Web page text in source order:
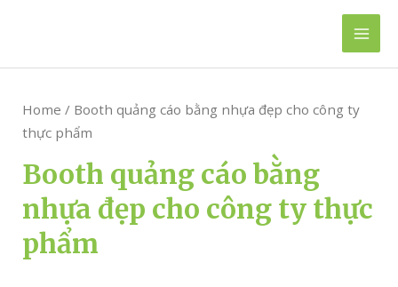
Main
Home / Booth quảng cáo bằng nhựa đẹp cho công ty
thực phẩm
Booth quảng cáo bằng
nhựa đẹp cho công ty thực
phẩm